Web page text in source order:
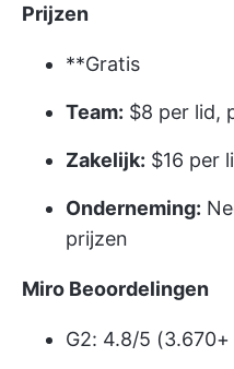
Prijzen
**Gratis
Team: $8 per lid,
Zakelijk: $16 per
Onderneming:
prijzen
Miro Beoordelingen
G2: 4.8/5